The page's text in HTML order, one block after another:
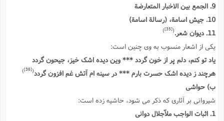
9. الجمع بین الاخبار المتعارضة
10. جیش اسامة، (رسالة اسامة)
11. دیوان شعر.
[35]
)
یکى از اشعار منسوب به وى چنین است:
یاد تو کنم، دلم پر از خون گردد *** وین دیده اشک خیز، جیحون گردد
هرچند ز دیده اشک حسرت بارم *** در سینه ام آتش غم افزون گردد(
[36]
)
ب) حواشى
شیروانى بر آثارى که ذکر مى شود، حاشیه زده است:
1. اثبات الواجب ملاّجلال دوانى